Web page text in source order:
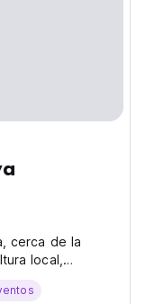
cerca de la
local,
en uno de los
translated